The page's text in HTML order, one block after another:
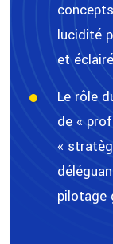
lucidité
et
Le rôle
de «
«
pilotage